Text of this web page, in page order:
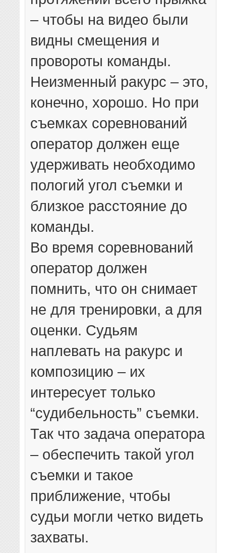
– чтобы на видео были
видны смещения и
провороты команды.
Неизменный ракурс – это,
конечно, хорошо. Но при
съемках соревнований
оператор должен еще
удерживать необходимо
пологий угол съемки и
близкое расстояние до
команды.
Во время соревнований
оператор должен
помнить, что он снимает
не для тренировки, а для
оценки. Судьям
наплевать на ракурс и
композицию – их
интересует только
“судибельность” съемки.
Так что задача оператора
– обеспечить такой угол
съемки и такое
приближение, чтобы
судьи могли четко видеть
захваты.